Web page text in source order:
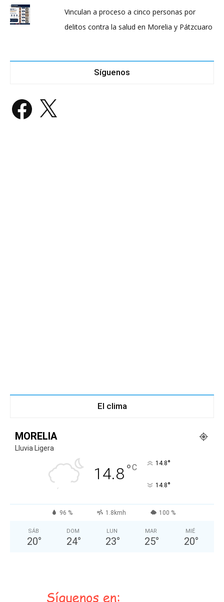
Vinculan a proceso a cinco personas por
delitos contra la salud en Morelia y Pátzcuaro
Síguenos
Facebook
El clima
MORELIA
Lluvia Ligera
14.8°C 14.8°
14.8°
96 % 1.8kmh 100 %
SÁB
20°
DOM
24°
LUN
23°
MAR
25°
MIÉ
20°